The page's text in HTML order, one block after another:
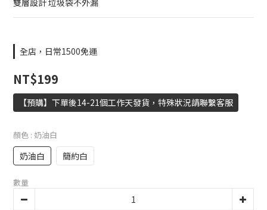
雙層設計 垃圾袋不外漏
全店，日常1500免運
NT$199
【預購】下單後14-21個工作天發貨，特殊狀況請聯繫客服
顏色 : 奶油白
奶油白 簡約白
數量